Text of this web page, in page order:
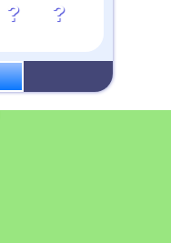
? ?